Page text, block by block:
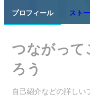
プロフィール スト
つながって
ろう
自己紹介などの詳しい